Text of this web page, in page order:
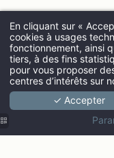
En cliquant sur «
cookies à usages
fonctionnement, ainsi
tiers, à des fins
pour vous proposer
centres d’intérêts sur
✓ Accepter